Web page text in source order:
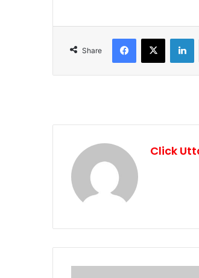
Share
Click